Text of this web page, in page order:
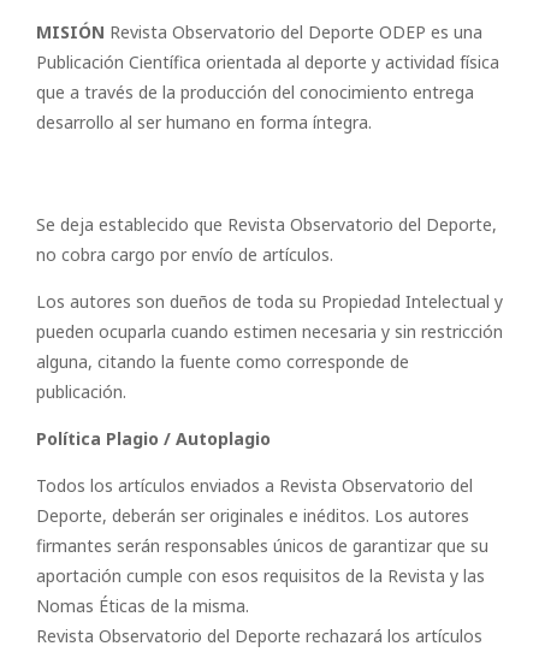
MISIÓN Revista Observatorio del Deporte ODEP es una
Publicación Científica orientada al deporte y actividad física
que a través de la producción del conocimiento entrega
desarrollo al ser humano en forma íntegra.
Se deja establecido que Revista Observatorio del Deporte,
no cobra cargo por envío de artículos.
Los autores son dueños de toda su Propiedad Intelectual y
pueden ocuparla cuando estimen necesaria y sin restricción
alguna, citando la fuente como corresponde de
publicación.
Política Plagio / Autoplagio
Todos los artículos enviados a Revista Observatorio del
Deporte, deberán ser originales e inéditos. Los autores
firmantes serán responsables únicos de garantizar que su
aportación cumple con esos requisitos de la Revista y las
Nomas Éticas de la misma.
Revista Observatorio del Deporte rechazará los artículos